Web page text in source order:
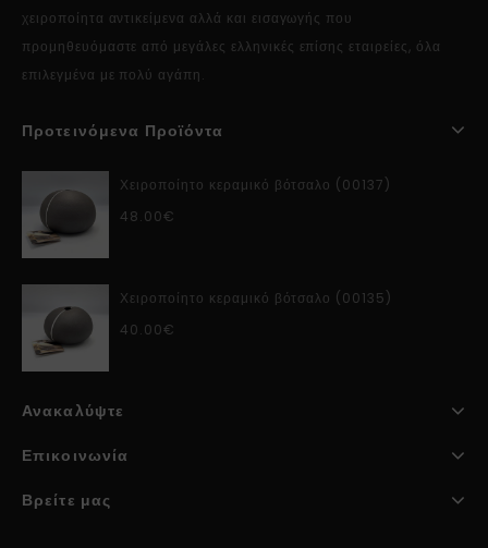
χειροποίητα αντικείμενα αλλά και εισαγωγής που
προμηθευόμαστε από μεγάλες ελληνικές επίσης εταιρείες, όλα
επιλεγμένα με πολύ αγάπη.
Προτεινόμενα Προϊόντα
Χειροποίητο κεραμικό βότσαλο (00137)
48.00€
Χειροποίητο κεραμικό βότσαλο (00135)
40.00€
Ανακαλύψτε
Επικοινωνία
Βρείτε μας